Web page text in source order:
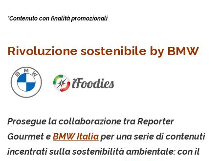
*Contenuto con finalità promozionali
Rivoluzione sostenibile by BMW
Prosegue la collaborazione tra Reporter
Gourmet eBMW Italiaper una serie di contenuti
incentrati sulla sostenibilità ambientale: con il